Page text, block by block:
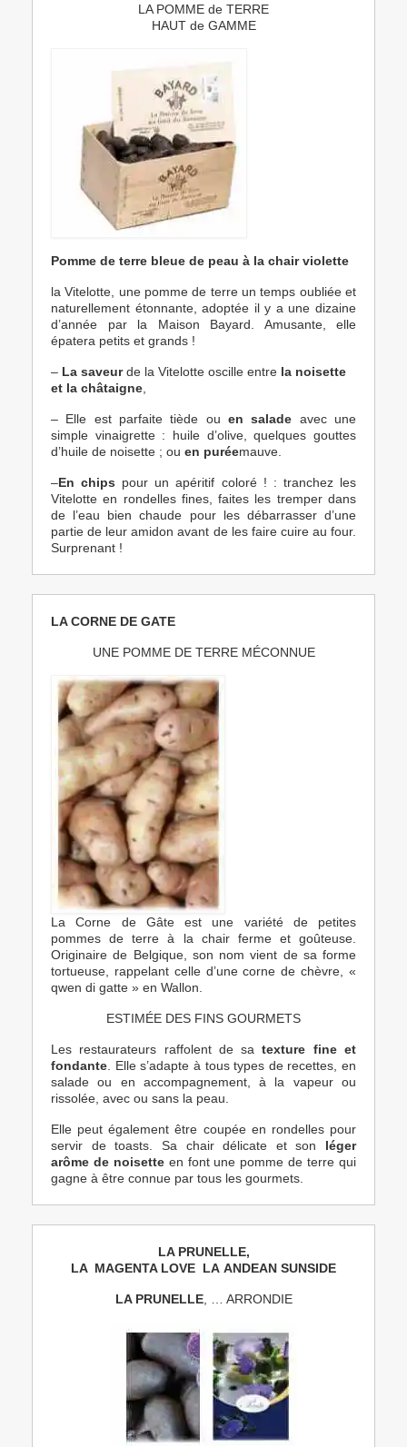
LA POMME de TERRE
HAUT de GAMME
Pomme de terre bleue de peau à la chair violette
la Vitelotte, une pomme de terre un temps oubliée et
naturellement étonnante, adoptée il y a une dizaine
d’année par la Maison Bayard. Amusante, elle
épatera petits et grands !
– La saveurde la Vitelotte oscille entre la noisette
et la châtaigne
– Elle est parfaite tiède ou en salade avec une
simple vinaigrette : huile d’olive, quelques gouttes
d’huile de noisette ; ou en puréemauve.
–En chips pour un apéritif coloré ! : tranchez les
Vitelotte en rondelles fines, faites les tremper dans
de l’eau bien chaude pour les débarrasser d’une
partie de leur amidon avant de les faire cuire au four.
Surprenant !
LA CORNE DE GATE
UNE POMME DE TERRE MÉCONNUE
La Corne de Gâte est une variété de petites
pommes de terre à la chair ferme et goûteuse.
Originaire de Belgique, son nom vient de sa forme
tortueuse, rappelant celle d’une corne de chèvre, «
qwen di gatte » en Wallon.
ESTIMÉE DES FINS GOURMETS
Les restaurateurs raffolent de satexture fine et
fondante . Elle s’adapte à tous types de recettes, en
salade ou en accompagnement, à la vapeur ou
rissolée, avec ou sans la peau.
Elle peut également être coupée en rondelles pour
servir de toasts. Sa chair délicate et son léger
arôme de noisetteen font une pomme de terre qui
gagne à être connue par tous les gourmets.
LA PRUNELLE,
LA MAGENTA LOVE LA ANDEAN SUNSIDE
LA PRUNELLE, … ARRONDIE